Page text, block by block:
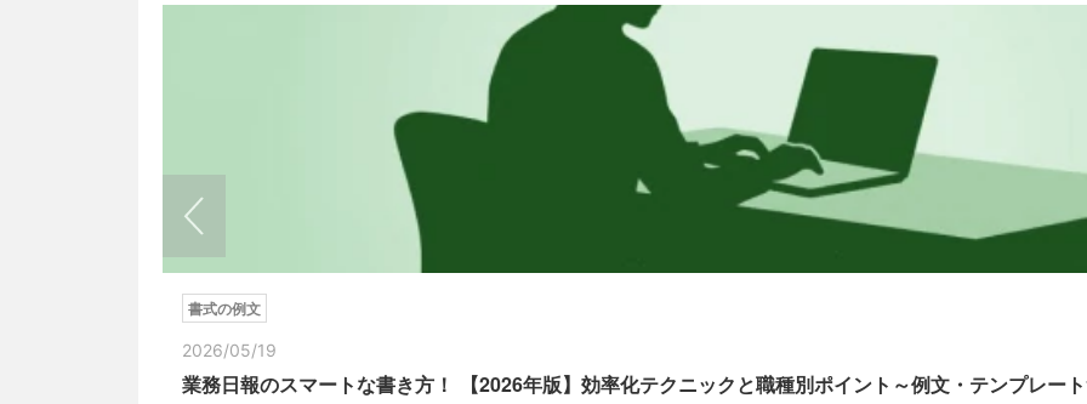
書式の例文
2026/05/19
業務日報のスマートな書き方！ 【2026年版】効率化テクニックと職種別ポイント～例文・テンプレー